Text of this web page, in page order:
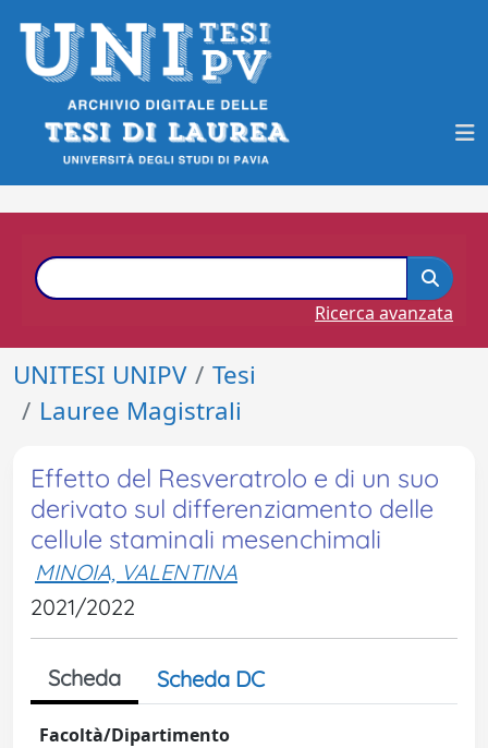
Ricerca avanzata
UNITESI UNIPV
Tesi
Lauree Magistrali
Effetto del Resveratrolo e di un suo
derivato sul differenziamento delle
cellule staminali mesenchimali
MINOIA, VALENTINA
2021/2022
Scheda Scheda DC
Facoltà/Dipartimento